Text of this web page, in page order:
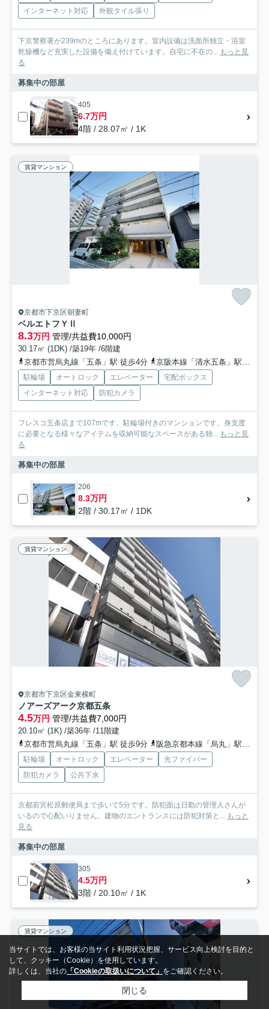
インターネット対応
外観タイル張り
下京警察署が239mのところにあります。室内設備は洗面所独立・浴室
乾燥機など充実した設備を備え付けています。自宅に不在の...
もっと見
る
募集中の部屋
405
6.7万円
4階 / 28.07㎡ / 1K
賃貸マンション
京都市下京区朝妻町
ベルエトフＹⅡ
8.3万円 管理/共益費10,000円
30.17㎡ (1DK) /築19年 /6階建
京都市営烏丸線「五条」駅 徒歩4分
京阪本線「清水五条」駅 徒歩9分
駐輪場 オートロック エレベーター
宅配ボックス
インターネット対応
防犯カメラ
フレスコ五条店まで107mです。駐輪場付きのマンションです。身支度
に必要となる様々なアイテムを収納可能なスペースがある独...
もっと見
る
募集中の部屋
206
8.3万円
2階 / 30.17㎡ / 1DK
賃貸マンション
京都市下京区金東横町
ノアーズアーク京都五条
4.5万円 管理/共益費7,000円
20.10㎡ (1K) /築36年 /11階建
京都市営烏丸線「五条」駅 徒歩9分
阪急京都本線「烏丸」駅 徒歩18分
駐輪場 オートロック エレベーター
光ファイバー
防犯カメラ
公共下水
京都若宮松原郵便局まで歩いて5分です。防犯面は日勤の管理人さんが
いるので心配いりません。建物のエントランスには防犯対策と...
もっと
見る
募集中の部屋
305
4.5万円
3階 / 20.10㎡ / 1K
賃貸マンション
当サイトでは、お客様の当サイト利用状況把握、サービス向上検討を目的と
して、クッキー（Cookie）を使用しています。
詳しくは、当社の 「Cookieの取扱いについて」 をご確認ください。
閉じる